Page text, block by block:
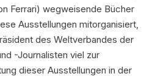
Ferrari) wegweisende Bücher
Ausstellungen mitorganisiert,
des Weltverbandes der
-Journalisten viel zur
dieser Ausstellungen in der